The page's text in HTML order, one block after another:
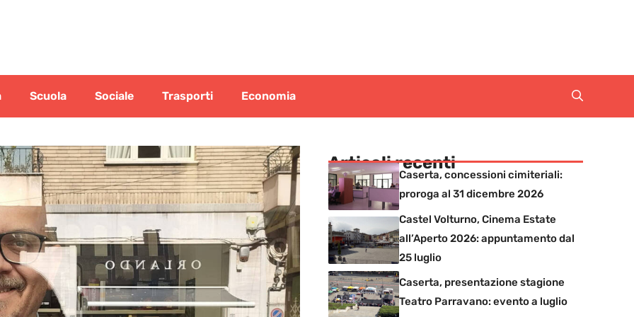
Scuola Sociale Trasporti Economia
Articoli recenti
Caserta, concessioni cimiteriali:
proroga al 31 dicembre 2026
Castel Volturno, Cinema Estate
all’Aperto 2026: appuntamento dal
25 luglio
Caserta, presentazione stagione
Teatro Parravano: evento a luglio